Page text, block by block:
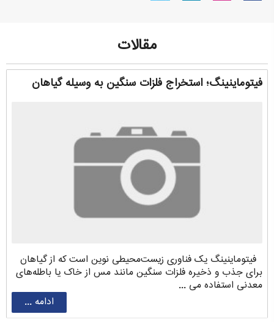
مقالات
فیتوماینینگ؛ استخراج فلزات سنگین به وسیله گیاهان
فیتوماینینگ یک فناوری زیست‌محیطی نوین است که از گیاهان
برای جذب و ذخیره فلزات سنگین مانند مس از خاک یا باطله‌های
معدنی استفاده می ...
ادامه ...